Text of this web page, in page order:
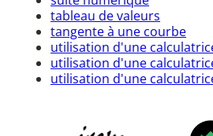
tableau de valeurs
tangente à une courbe
utilisation d'une
utilisation d'une
utilisation d'une